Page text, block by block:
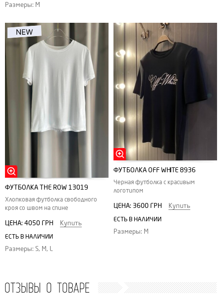
Размеры: M
ФУТБОЛКА THE ROW 13019
Хлопковая футболка свободного
кроя со швом на спине
ЦЕНА: 4050 ГРН Купить
ЕСТЬ В НАЛИЧИИ
Размеры: S, M, L
ФУТБОЛКА ОFF WHITE 8936
Черная футболка с красивым
логотипом
ЦЕНА: 3600 ГРН Купить
ЕСТЬ В НАЛИЧИИ
Размеры: M
ОТЗЫВЫ О ТОВАРЕ